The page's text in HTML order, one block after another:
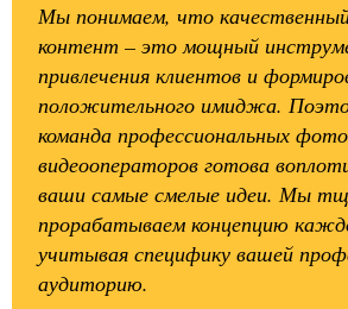
Мы понимаем, что
контент – это мощный
привлечения клиентов и
положительного имиджа.
команда профессиональных
видеооператоров готова
ваши самые смелые идеи. Мы
прорабатываем концепцию
учитывая специфику вашей
аудиторию.